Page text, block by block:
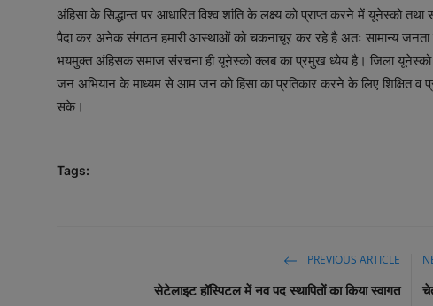
अंहिसा के सिद्धान्त पर आधारित विश्व शांति के लक्ष्य को प्राप्त करने में यूनेस्को
पैदा कर अनेक संगठन हमारी आस्थाओं को चकनाचूर कर रहे है अतः सामान्य
भयमुक्त अंहिसक समाज संरचना ही यूनेस्को क्लब का प्रमुख ध्येय है। जिला
जन अभियान के माध्यम से आम जन को हिंसा का प्रतिकार करने के लिए शिक्षित व
सके।
Tags:
PREVIOUS ARTICLE
सेटेलाइट हॉस्पिटल में नव पद स्थापितों का किया स्वागत